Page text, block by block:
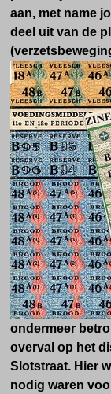
aan, met name
deel uit van de
ondermeer
overval op het
Slotstraat. Hier
nodig waren